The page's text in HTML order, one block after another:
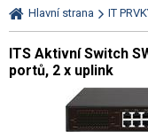
Hlavní strana IT
ITS Aktivní Switch
portů, 2 x uplink